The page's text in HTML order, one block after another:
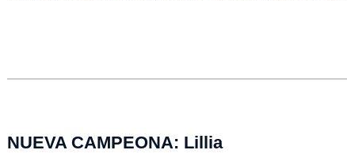
NUEVA CAMPEONA: Lillia